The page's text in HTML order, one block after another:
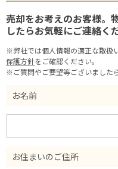
売却をお考えのお客様。
したらお気軽にご連絡く
※弊社では個人情報の適正な取扱
保護方針をご確認ください。
※ご質問やご要望等ございました
お名前
お住まいのご住所